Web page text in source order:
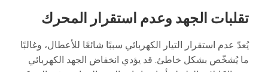
تقلبات الجهد وعدم استقرار المحرك
يُعدّ عدم استقرار التيار الكهربائي سببًا شائعًا للأعطال، وغالبًا
ما يُشخّص بشكل خاطئ. قد يؤدي انخفاض الجهد الكهربائي